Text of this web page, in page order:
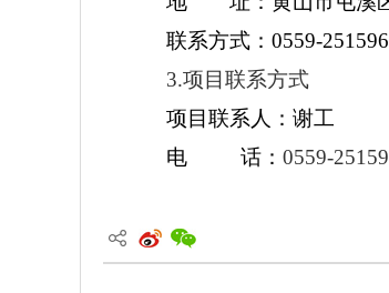
联系方式：0559-
3.项目联系方式
项目联系人：谢工
电 话：0559-